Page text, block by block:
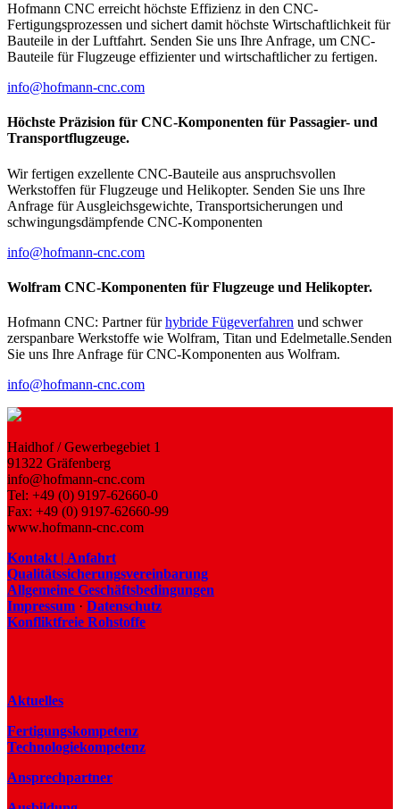
Hofmann CNC erreicht höchste Effizienz in den CNC-
Fertigungsprozessen und sichert damit höchste Wirtschaftlichkeit für
Bauteile in der Luftfahrt. Senden Sie uns Ihre Anfrage, um CNC-
Bauteile für Flugzeuge effizienter und wirtschaftlicher zu fertigen.
info@hofmann-cnc.com
Höchste Präzision für CNC-Komponenten für Passagier- und
Transportflugzeuge.
Wir fertigen exzellente CNC-Bauteile aus anspruchsvollen
Werkstoffen für Flugzeuge und Helikopter. Senden Sie uns Ihre
Anfrage für Ausgleichsgewichte, Transportsicherungen und
schwingungsdämpfende CNC-Komponenten
info@hofmann-cnc.com
Wolfram CNC-Komponenten für Flugzeuge und Helikopter.
Hofmann CNC: Partner fürhybride Fügeverfahren und schwer
zerspanbare Werkstoffe wie Wolfram, Titan und Edelmetalle.Senden
Sie uns Ihre Anfrage für CNC-Komponenten aus Wolfram.
info@hofmann-cnc.com
Haidhof / Gewerbegebiet 1
91322 Gräfenberg
info@hofmann-cnc.com
Tel: +49 (0) 9197-62660-0
Fax: +49 (0) 9197-62660-99
www.hofmann-cnc.com
Kontakt | Anfahrt
Qualitätssicherungsvereinbarung
Allgemeine Geschäftsbedingungen
Impressum · Datenschutz
Konfliktfreie Rohstoffe
Aktuelles
Fertigungskompetenz
Technologiekompetenz
Ansprechpartner